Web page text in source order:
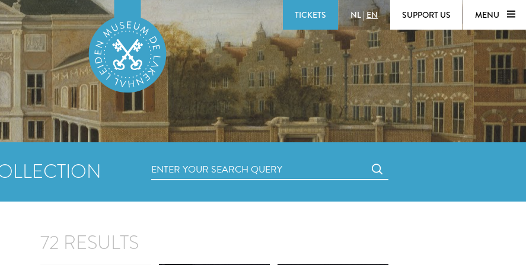
TICKETS NL | EN SUPPORT US MENU
72 RESULTS